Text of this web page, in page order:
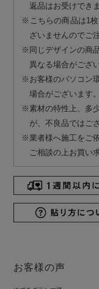
返品はお受けでき
※こちらの商品は1
ざいませんのでご
※同じデザインの商
異なる場合がござ
※お客様のパソコン
場合がございます。
※素材の特性上、多
が、不良品ではご
※業者様へ施工をご
ご相談の上お買い
お客様の声